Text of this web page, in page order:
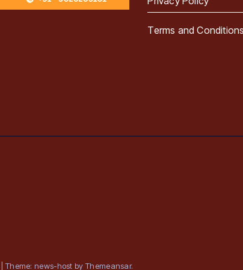
Terms and Conditions
Theme: news-host by Themeansar.